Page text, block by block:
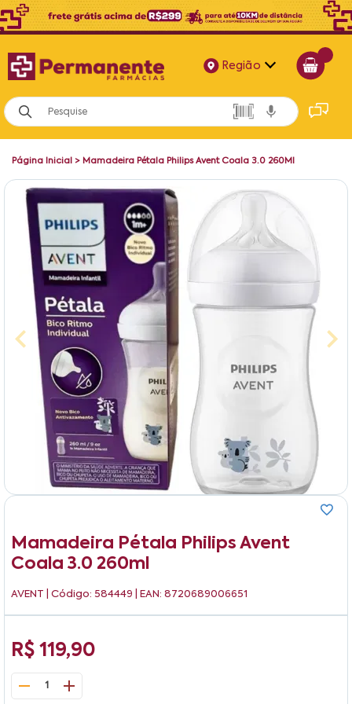
Região
Alagoas
Bahia
Pernambuco
Página Inicial > Mamadeira Pétala Philips Avent Coala 3.0 260Ml
Mamadeira Pétala Philips Avent
Coala 3.0 260ml
AVENT | Código: 584449 | EAN: 8720689006651
R$ 119,90
1